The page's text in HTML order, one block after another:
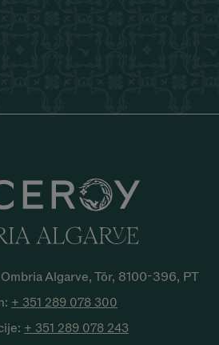
Algarve, Tôr, 8100-396, PT
+ 351 289 078 300
+ 351 289 078 243